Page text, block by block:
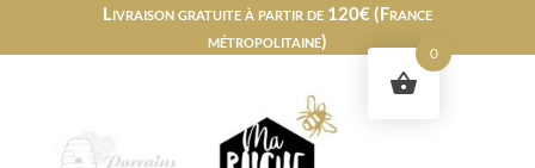
Livraison gratuite à partir de 120€ (France
métropolitaine)
0